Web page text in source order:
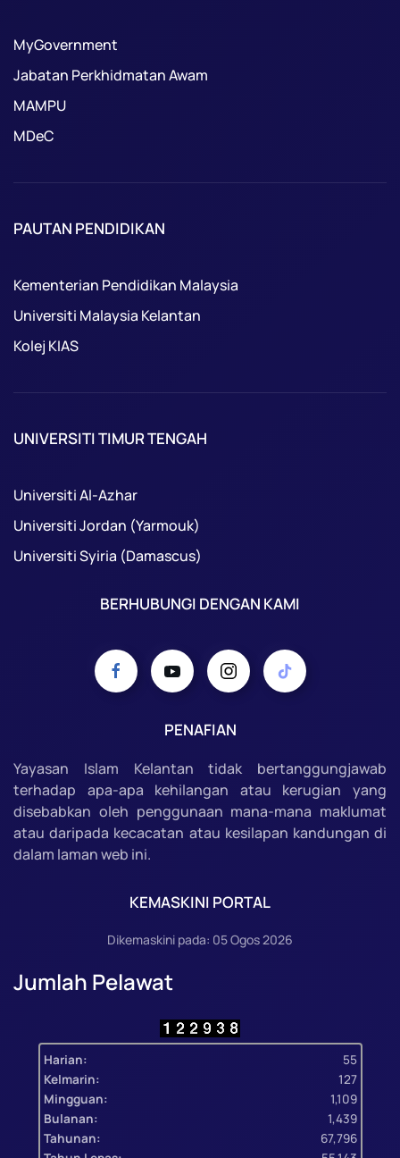
MyGovernment
Jabatan Perkhidmatan Awam
MAMPU
MDeC
PAUTAN PENDIDIKAN
Kementerian Pendidikan Malaysia
Universiti Malaysia Kelantan
Kolej KIAS
UNIVERSITI TIMUR TENGAH
Universiti Al-Azhar
Universiti Jordan (Yarmouk)
Universiti Syiria (Damascus)
BERHUBUNGI DENGAN KAMI
PENAFIAN
Yayasan Islam Kelantan tidak bertanggungjawab
terhadap apa-apa kehilangan atau kerugian yang
disebabkan oleh penggunaan mana-mana maklumat
atau daripada kecacatan atau kesilapan kandungan di
dalam laman web ini.
KEMASKINI PORTAL
Dikemaskini pada: 05 Ogos 2026
Jumlah Pelawat
Harian:
55
Kelmarin:
127
Mingguan:
1,109
Bulanan:
1,439
Tahunan:
67,796